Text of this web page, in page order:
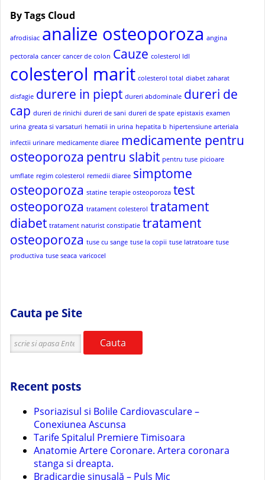
By Tags Cloud
afrodisiac analize osteoporoza angina
pectorala cancer cancer de colon Cauze colesterol ldl
colesterol marit colesterol total diabet zaharat
disfagie durere in piept dureri abdominale dureri de
cap dureri de rinichi dureri de sani dureri de spate epistaxis examen
urina greata si varsaturi hematii in urina hepatita b hipertensiune arteriala
infectii urinare medicamente diaree medicamente pentru
osteoporoza pentru slabit pentru tuse picioare
umflate regim colesterol remedii diaree simptome
osteoporoza statine terapie osteoporoza test
osteoporoza tratament colesterol tratament
diabet tratament naturist constipatie tratament
osteoporoza tuse cu sange tuse la copii tuse latratoare tuse
productiva tuse seaca varicocel
Cauta pe Site
Cauta
Recent posts
Psoriazisul si Bolile Cardiovasculare –
Conexiunea Ascunsa
Tarife Spitalul Premiere Timisoara
Anatomie Artere Coronare. Artera coronara
stanga si dreapta.
Bradicardie sinusală – Puls Mic